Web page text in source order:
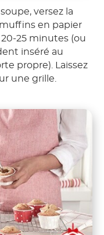
versez la
en papier
25 minutes (ou
inséré au
propre). Laissez
une grille.